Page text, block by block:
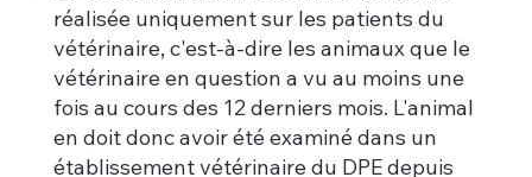
réalisée uniquement sur les patients du
vétérinaire, c'est-à-dire les animaux que le
vétérinaire en question a vu au moins une
fois au cours des 12 derniers mois. L'animal
en doit donc avoir été examiné dans un
établissement vétérinaire du DPE depuis